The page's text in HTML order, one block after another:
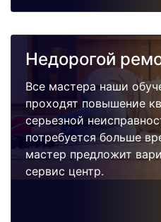
Недорогой
Все мастера наши
проходят повышение
серьезной
потребуется больше
мастер предложит
сервис центр.